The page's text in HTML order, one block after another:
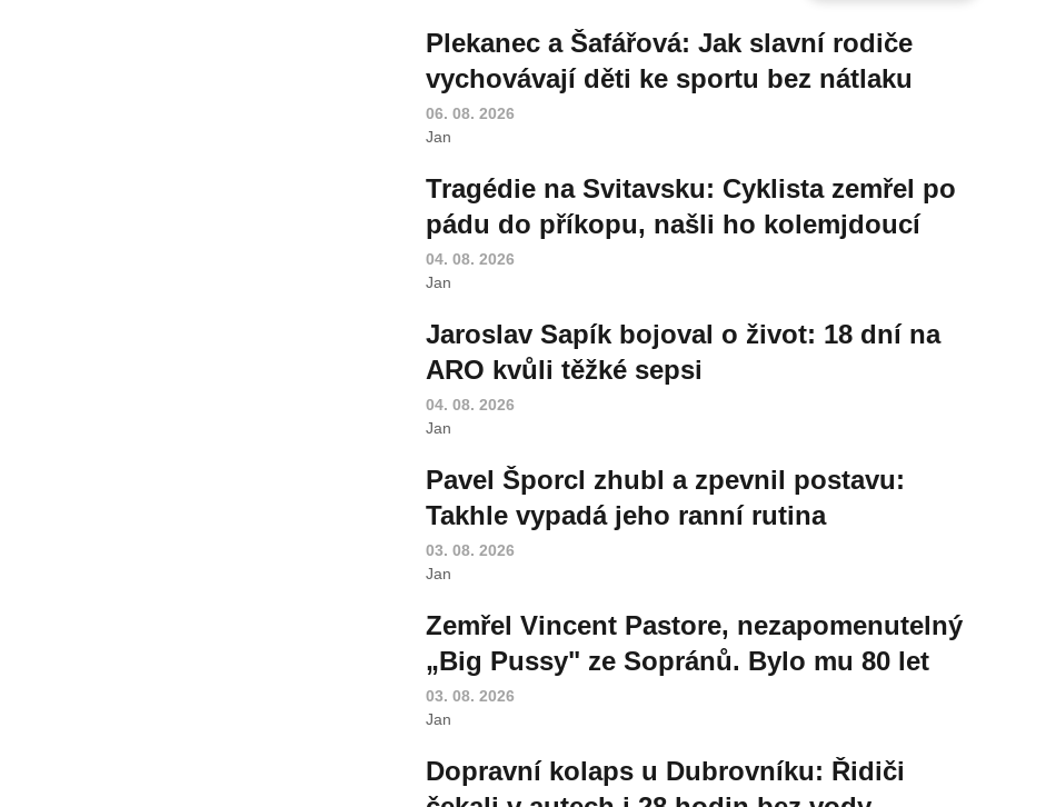
Plekanec a Šafářová: Jak slavní rodiče
vychovávají děti ke sportu bez nátlaku
06. 08. 2026
Jan
Tragédie na Svitavsku: Cyklista zemřel po
pádu do příkopu, našli ho kolemjdoucí
04. 08. 2026
Jan
Jaroslav Sapík bojoval o život: 18 dní na
ARO kvůli těžké sepsi
04. 08. 2026
Jan
Pavel Šporcl zhubl a zpevnil postavu:
Takhle vypadá jeho ranní rutina
03. 08. 2026
Jan
Zemřel Vincent Pastore, nezapomenutelný
„Big Pussy" ze Sopránů. Bylo mu 80 let
03. 08. 2026
Jan
Dopravní kolaps u Dubrovníku: Řidiči